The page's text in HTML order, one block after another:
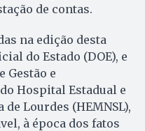
de contas.
na edição desta
do Estado (DOE), e
Gestão e
Hospital Estadual e
Lourdes (HEMNSL),
à época dos fatos